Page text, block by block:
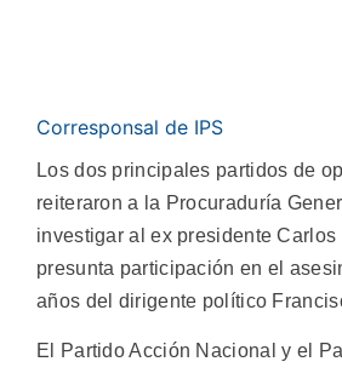
Corresponsal de IPS
Los dos principales partidos de
reiteraron a la Procuraduría
investigar al ex presidente Carlos
presunta participación en el
años del dirigente político
El Partido Acción Nacional y el